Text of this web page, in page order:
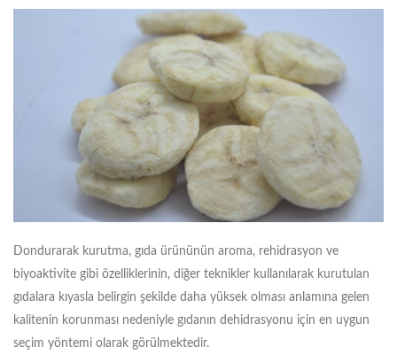
Dondurarak kurutma, gıda ürününün aroma, rehidrasyon ve
biyoaktivite gibi özelliklerinin, diğer teknikler kullanılarak kurutulan
gıdalara kıyasla belirgin şekilde daha yüksek olması anlamına gelen
kalitenin korunması nedeniyle gıdanın dehidrasyonu için en uygun
seçim yöntemi olarak görülmektedir.